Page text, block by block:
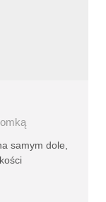
samym dole,